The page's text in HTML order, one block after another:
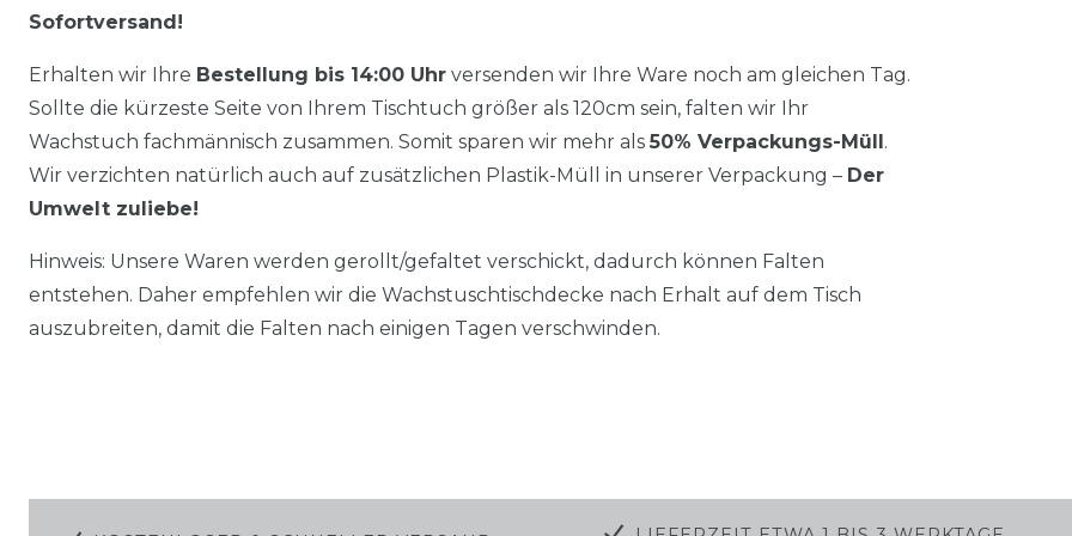
Sofortversand!
Erhalten wir Ihre Bestellung bis 14:00 Uhr versenden wir Ihre Ware noch am gleichen Tag.
Sollte die kürzeste Seite von Ihrem Tischtuch größer als 120cm sein, falten wir Ihr
Wachstuch fachmännisch zusammen. Somit sparen wir mehr als 50% Verpackungs-Müll .
Wir verzichten natürlich auch auf zusätzlichen Plastik-Müll in unserer Verpackung – Der
Umwelt zuliebe!
Hinweis: Unsere Waren werden gerollt/gefaltet verschickt, dadurch können Falten
entstehen. Daher empfehlen wir die Wachstuschtischdecke nach Erhalt auf dem Tisch
auszubreiten, damit die Falten nach einigen Tagen verschwinden.